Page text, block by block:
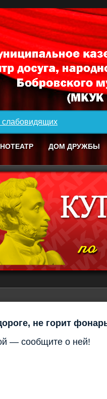
слабовидящих
ДОМ ДРУЖБЫ
не горит
— сообщите о ней!